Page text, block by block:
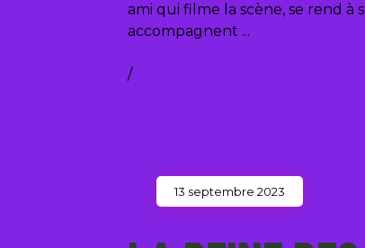
ami qui filme la scène, se rend à
accompagnent
/
13 septembre 2023